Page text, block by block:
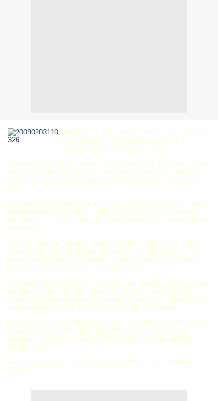
Quelle joie ce matin, lorsque traînant par hasard (tu
parles !! NDLS…) dans une librairie, je vis un
nouveau tome de la bicyclette rouge.
Tellement surpris de le trouver là, que j’ai retourné le livre dans tous les
sens pour vérifier cela ! (et qu’il a fallu que nous retirions l’un après
l’autre nos lunettes de quarantenaires vieillissant pour y voir de plus
près…)
Il n’a pas fait de passage par la PAL et je l’ai lu avec délice ce matin à
mon premier réveil (6 heures… pfttt !! désespérant !!). J’ai pu ainsi
retourner dormir, avec en tête ce superbe dessin et la tendresse de ces
moments de vie.
Ce volume retrace l’année qui passe à chaque saison. Dans ce petit
village coréen, la vie s’écoule et les paysans d’où qu’ils soient, sont
toujours plus proches et sensibles à la nature. Pour eux, les signes
qu’elle nous envoie ont encore une signification !
La nostalgie d’une vie calme et paisible, mais sans toutefois en cacher
une certaine dureté et son lot de misère. Mais les habitants de ces
villages étant principalement des personnes âgées, leur regard se pose
continuellement du côté de cette ville qui a pris leurs enfants.
Le facteur est le lien entre tout ce monde : Les villageois entre eux. Les
villageois et les citadins. Son regard donne le ton à ce livre. La
tendresse, la douceur, un texte et un dessin en parfaite harmonie.
N’hésitez pas !
La bicyclette rouge, ...et de nouveau le printemps, Dong Hwa Kim,
Paquet